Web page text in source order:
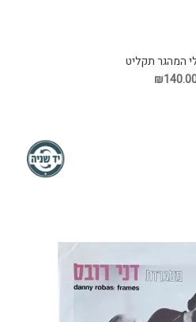
המהגר תקליט